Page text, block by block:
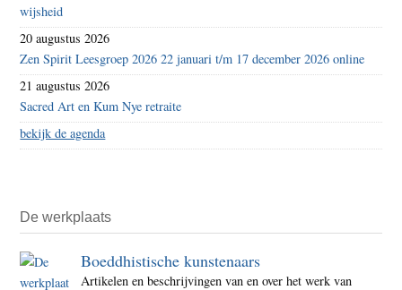
wijsheid
20 augustus 2026
Zen Spirit Leesgroep 2026 22 januari t/m 17 december 2026 online
21 augustus 2026
Sacred Art en Kum Nye retraite
bekijk de agenda
De werkplaats
Boeddhistische kunstenaars
Artikelen en beschrijvingen van en over het werk van